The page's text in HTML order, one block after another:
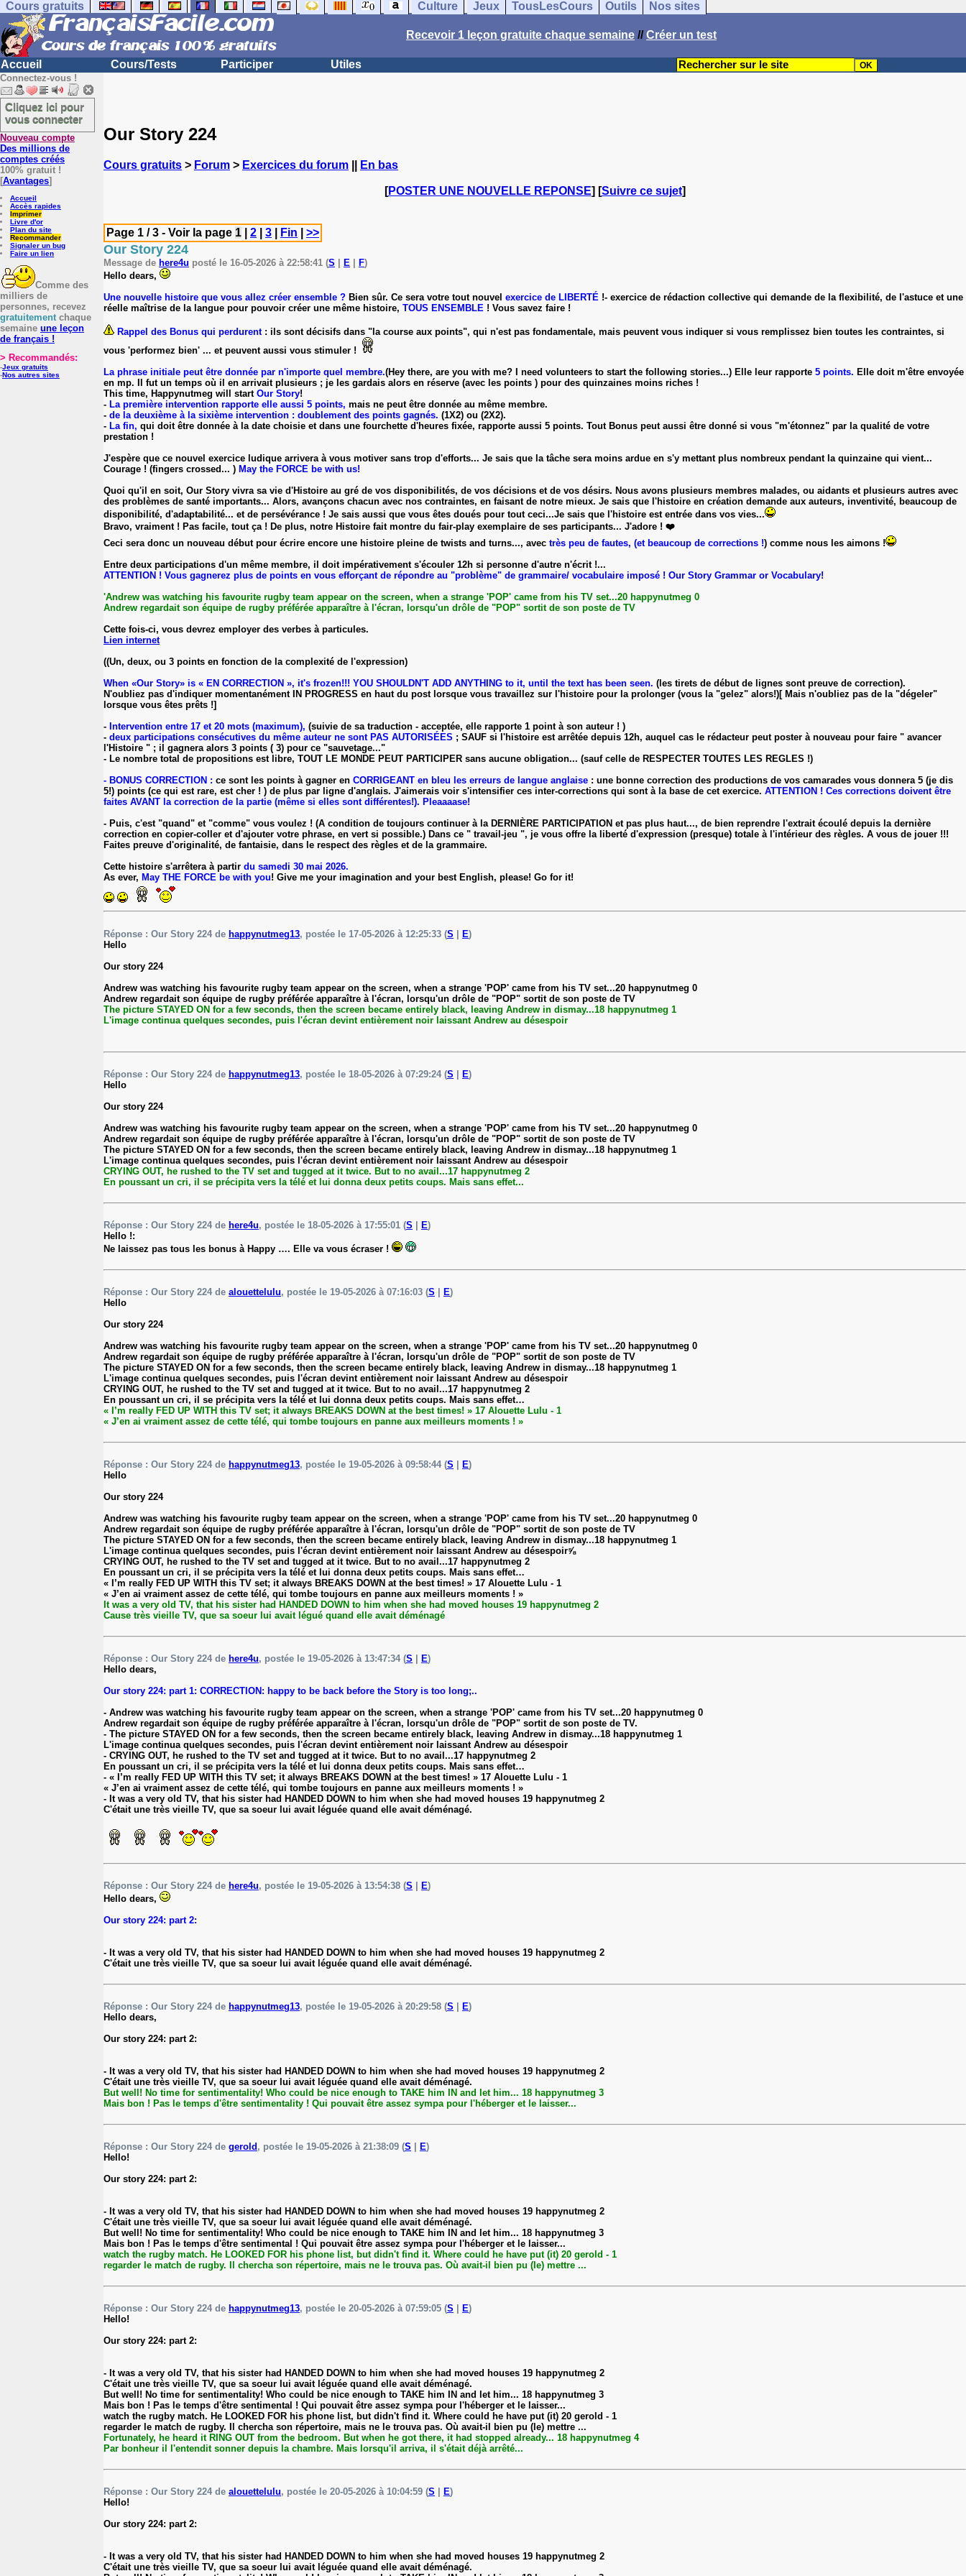
Cours gratuits Culture Jeux TousLesCours Outils Nos sites
Recevoir 1 leçon gratuite chaque semaine //Créer un test
Accueil Cours/Tests Participer Utiles
Connectez-vous !
Cliquez ici pour
vous connecter
Nouveau compte
Des millions de
comptes créés
100% gratuit !
[Avantages]
Accueil
Accès rapides
Imprimer
Livre d'or
Plan du site
Recommander
Signaler un bug
Faire un lien
Comme des
milliers de
personnes, recevez
gratuitementchaque
semaine une leçon
de français !
> Recommandés:
-Jeux gratuits
-Nos autres sites
Our Story 224
Cours gratuits > Forum > Exercices du forum En bas
[POSTER UNE NOUVELLE REPONSE] [Suivre ce sujet]
Page 1 / 3 - Voir la page 1 2 3 Fin >>
Our Story 224
Message de here4u posté le 16-05-2026 à 22:58:41 (S E F)
Hello dears,
Une nouvelle histoire que vous allez créer ensemble ? Bien sûr. Ce sera votre tout nouvel exercice de LIBERTÉ !- exercice de rédaction collective qui demande de la flexibilité, de l'astuce et une
réelle maîtrise de la langue pour pouvoir créer une même histoire, TOUS ENSEMBLE ! Vous savez faire !
Rappel des Bonus qui perdurent : ils sont décisifs dans "la course aux points", qui n'est pas fondamentale, mais peuvent vous indiquer si vous remplissez bien toutes les contraintes, si
vous 'performez bien' ... et peuvent aussi vous stimuler !
La phrase initiale peut être donnée par n'importe quel membre.(Hey there, are you with me? I need volunteers to start the following stories...) Elle leur rapporte 5 points. Elle doit m'être envoyée
en mp. Il fut un temps où il en arrivait plusieurs ; je les gardais alors en réserve (avec les points ) pour des quinzaines moins riches !
This time, Happynutmeg will start Our Story!
- La première intervention rapporte elle aussi 5 points, mais ne peut être donnée au même membre.
- de la deuxième à la sixième intervention : doublement des points gagnés. (1X2) ou (2X2).
- La fin, qui doit être donnée à la date choisie et dans une fourchette d'heures fixée, rapporte aussi 5 points. Tout Bonus peut aussi être donné si vous "m'étonnez" par la qualité de votre
prestation !
J'espère que ce nouvel exercice ludique arrivera à vous motiver sans trop d'efforts... Je sais que la tâche sera moins ardue en s'y mettant plus nombreux pendant la quinzaine qui vient...
Courage ! (fingers crossed... ) May the FORCE be with us!
Quoi qu'il en soit, Our Story vivra sa vie d'Histoire au gré de vos disponibilités, de vos décisions et de vos désirs. Nous avons plusieurs membres malades, ou aidants et plusieurs autres avec
des problèmes de santé importants... Alors, avançons chacun avec nos contraintes, en faisant de notre mieux. Je sais que l'histoire en création demande aux auteurs, inventivité, beaucoup de
disponibilité, d'adaptabilité... et de persévérance ! Je sais aussi que vous êtes doués pour tout ceci...Je sais que l'histoire est entrée dans vos vies...
Bravo, vraiment ! Pas facile, tout ça ! De plus, notre Histoire fait montre du fair-play exemplaire de ses participants... J'adore ! ❤️
Ceci sera donc un nouveau début pour écrire encore une histoire pleine de twists and turns..., avec très peu de fautes, (et beaucoup de corrections !) comme nous les aimons !
Entre deux participations d'un même membre, il doit impérativement s'écouler 12h si personne d'autre n'écrit !...
ATTENTION ! Vous gagnerez plus de points en vous efforçant de répondre au "problème" de grammaire/ vocabulaire imposé ! Our Story Grammar or Vocabulary!
'Andrew was watching his favourite rugby team appear on the screen, when a strange 'POP' came from his TV set...20 happynutmeg 0
Andrew regardait son équipe de rugby préférée apparaître à l'écran, lorsqu'un drôle de "POP" sortit de son poste de TV
Cette fois-ci, vous devrez employer des verbes à particules.
Lien internet
((Un, deux, ou 3 points en fonction de la complexité de l'expression)
When «Our Story» is « EN CORRECTION », it's frozen!!! YOU SHOULDN'T ADD ANYTHING to it, until the text has been seen. (les tirets de début de lignes sont preuve de correction).
N'oubliez pas d'indiquer momentanément IN PROGRESS en haut du post lorsque vous travaillez sur l'histoire pour la prolonger (vous la "gelez" alors!)[ Mais n'oubliez pas de la "dégeler"
lorsque vous êtes prêts !]
- Intervention entre 17 et 20 mots (maximum), (suivie de sa traduction - acceptée, elle rapporte 1 point à son auteur ! )
- deux participations consécutives du même auteur ne sont PAS AUTORISÉES ; SAUF si l'histoire est arrêtée depuis 12h, auquel cas le rédacteur peut poster à nouveau pour faire " avancer
l'Histoire " ; il gagnera alors 3 points ( 3) pour ce "sauvetage..."
- Le nombre total de propositions est libre, TOUT LE MONDE PEUT PARTICIPER sans aucune obligation... (sauf celle de RESPECTER TOUTES LES REGLES !)
- BONUS CORRECTION : ce sont les points à gagner en CORRIGEANT en bleu les erreurs de langue anglaise : une bonne correction des productions de vos camarades vous donnera 5 (je dis
5!) points (ce qui est rare, est cher ! ) de plus par ligne d'anglais. J'aimerais voir s'intensifier ces inter-corrections qui sont à la base de cet exercice. ATTENTION ! Ces corrections doivent être
faites AVANT la correction de la partie (même si elles sont différentes!). Pleaaaase!
- Puis, c'est "quand" et "comme" vous voulez ! (A condition de toujours continuer à la DERNIÈRE PARTICIPATION et pas plus haut..., de bien reprendre l'extrait écoulé depuis la dernière
correction en copier-coller et d'ajouter votre phrase, en vert si possible.) Dans ce " travail-jeu ", je vous offre la liberté d'expression (presque) totale à l'intérieur des règles. A vous de jouer !!!
Faites preuve d'originalité, de fantaisie, dans le respect des règles et de la grammaire.
Cette histoire s'arrêtera à partir du samedi 30 mai 2026.
As ever, May THE FORCE be with you! Give me your imagination and your best English, please! Go for it!
Réponse : Our Story 224 de happynutmeg13, postée le 17-05-2026 à 12:25:33 (S E)
Hello
Our story 224
Andrew was watching his favourite rugby team appear on the screen, when a strange 'POP' came from his TV set...20 happynutmeg 0
Andrew regardait son équipe de rugby préférée apparaître à l'écran, lorsqu'un drôle de "POP" sortit de son poste de TV
The picture STAYED ON for a few seconds, then the screen became entirely black, leaving Andrew in dismay...18 happynutmeg 1
L'image continua quelques secondes, puis l'écran devint entièrement noir laissant Andrew au désespoir
Réponse : Our Story 224 de happynutmeg13, postée le 18-05-2026 à 07:29:24 (S E)
Hello
Our story 224
Andrew was watching his favourite rugby team appear on the screen, when a strange 'POP' came from his TV set...20 happynutmeg 0
Andrew regardait son équipe de rugby préférée apparaître à l'écran, lorsqu'un drôle de "POP" sortit de son poste de TV
The picture STAYED ON for a few seconds, then the screen became entirely black, leaving Andrew in dismay...18 happynutmeg 1
L'image continua quelques secondes, puis l'écran devint entièrement noir laissant Andrew au désespoir
CRYING OUT, he rushed to the TV set and tugged at it twice. But to no avail...17 happynutmeg 2
En poussant un cri, il se précipita vers la télé et lui donna deux petits coups. Mais sans effet...
Réponse : Our Story 224 de here4u, postée le 18-05-2026 à 17:55:01 (S E)
Hello !:
Ne laissez pas tous les bonus à Happy …. Elle va vous écraser !
Réponse : Our Story 224 de alouettelulu, postée le 19-05-2026 à 07:16:03 (S E)
Hello
Our story 224
Andrew was watching his favourite rugby team appear on the screen, when a strange 'POP' came from his TV set...20 happynutmeg 0
Andrew regardait son équipe de rugby préférée apparaître à l'écran, lorsqu'un drôle de "POP" sortit de son poste de TV
The picture STAYED ON for a few seconds, then the screen became entirely black, leaving Andrew in dismay...18 happynutmeg 1
L'image continua quelques secondes, puis l'écran devint entièrement noir laissant Andrew au désespoir
CRYING OUT, he rushed to the TV set and tugged at it twice. But to no avail...17 happynutmeg 2
En poussant un cri, il se précipita vers la télé et lui donna deux petits coups. Mais sans effet…
« I’m really FED UP WITH this TV set; it always BREAKS DOWN at the best times! » 17 Alouette Lulu - 1
« J’en ai vraiment assez de cette télé, qui tombe toujours en panne aux meilleurs moments ! »
Réponse : Our Story 224 de happynutmeg13, postée le 19-05-2026 à 09:58:44 (S E)
Hello
Our story 224
Andrew was watching his favourite rugby team appear on the screen, when a strange 'POP' came from his TV set...20 happynutmeg 0
Andrew regardait son équipe de rugby préférée apparaître à l'écran, lorsqu'un drôle de "POP" sortit de son poste de TV
The picture STAYED ON for a few seconds, then the screen became entirely black, leaving Andrew in dismay...18 happynutmeg 1
L'image continua quelques secondes, puis l'écran devint entièrement noir laissant Andrew au désespoir⅝
CRYING OUT, he rushed to the TV set and tugged at it twice. But to no avail...17 happynutmeg 2
En poussant un cri, il se précipita vers la télé et lui donna deux petits coups. Mais sans effet…
« I’m really FED UP WITH this TV set; it always BREAKS DOWN at the best times! » 17 Alouette Lulu - 1
« J’en ai vraiment assez de cette télé, qui tombe toujours en panne aux meilleurs moments ! »
It was a very old TV, that his sister had HANDED DOWN to him when she had moved houses 19 happynutmeg 2
Cause très vieille TV, que sa soeur lui avait légué quand elle avait déménagé
Réponse : Our Story 224 de here4u, postée le 19-05-2026 à 13:47:34 (S E)
Hello dears,
Our story 224: part 1: CORRECTION: happy to be back before the Story is too long;..
- Andrew was watching his favourite rugby team appear on the screen, when a strange 'POP' came from his TV set...20 happynutmeg 0
Andrew regardait son équipe de rugby préférée apparaître à l'écran, lorsqu'un drôle de "POP" sortit de son poste de TV.
- The picture STAYED ON for a few seconds, then the screen became entirely black, leaving Andrew in dismay...18 happynutmeg 1
L'image continua quelques secondes, puis l'écran devint entièrement noir laissant Andrew au désespoir
- CRYING OUT, he rushed to the TV set and tugged at it twice. But to no avail...17 happynutmeg 2
En poussant un cri, il se précipita vers la télé et lui donna deux petits coups. Mais sans effet…
- « I’m really FED UP WITH this TV set; it always BREAKS DOWN at the best times! » 17 Alouette Lulu - 1
« J’en ai vraiment assez de cette télé, qui tombe toujours en panne aux meilleurs moments ! »
- It was a very old TV, that his sister had HANDED DOWN to him when she had moved houses 19 happynutmeg 2
C'était une très vieille TV, que sa soeur lui avait léguée quand elle avait déménagé.
Réponse : Our Story 224 de here4u, postée le 19-05-2026 à 13:54:38 (S E)
Hello dears,
Our story 224: part 2:
- It was a very old TV, that his sister had HANDED DOWN to him when she had moved houses 19 happynutmeg 2
C'était une très vieille TV, que sa soeur lui avait léguée quand elle avait déménagé.
Réponse : Our Story 224 de happynutmeg13, postée le 19-05-2026 à 20:29:58 (S E)
Hello dears,
Our story 224: part 2:
- It was a very old TV, that his sister had HANDED DOWN to him when she had moved houses 19 happynutmeg 2
C'était une très vieille TV, que sa soeur lui avait léguée quand elle avait déménagé.
But well! No time for sentimentality! Who could be nice enough to TAKE him IN and let him... 18 happynutmeg 3
Mais bon ! Pas le temps d'être sentimentality ! Qui pouvait être assez sympa pour l'héberger et le laisser...
Réponse : Our Story 224 de gerold , postée le 19-05-2026 à 21:38:09 (S E)
Hello!
Our story 224: part 2:
- It was a very old TV, that his sister had HANDED DOWN to him when she had moved houses 19 happynutmeg 2
C'était une très vieille TV, que sa soeur lui avait léguée quand elle avait déménagé.
But well! No time for sentimentality! Who could be nice enough to TAKE him IN and let him... 18 happynutmeg 3
Mais bon ! Pas le temps d'être sentimental ! Qui pouvait être assez sympa pour l'héberger et le laisser...
watch the rugby match. He LOOKED FOR his phone list, but didn't find it. Where could he have put (it) 20 gerold - 1
regarder le match de rugby. Il chercha son répertoire, mais ne le trouva pas. Où avait-il bien pu (le) mettre ...
Réponse : Our Story 224 de happynutmeg13, postée le 20-05-2026 à 07:59:05 (S E)
Hello!
Our story 224: part 2:
- It was a very old TV, that his sister had HANDED DOWN to him when she had moved houses 19 happynutmeg 2
C'était une très vieille TV, que sa soeur lui avait léguée quand elle avait déménagé.
But well! No time for sentimentality! Who could be nice enough to TAKE him IN and let him... 18 happynutmeg 3
Mais bon ! Pas le temps d'être sentimental ! Qui pouvait être assez sympa pour l'héberger et le laisser...
watch the rugby match. He LOOKED FOR his phone list, but didn't find it. Where could he have put (it) 20 gerold - 1
regarder le match de rugby. Il chercha son répertoire, mais ne le trouva pas. Où avait-il bien pu (le) mettre ...
Fortunately, he heard it RING OUT from the bedroom. But when he got there, it had stopped already... 18 happynutmeg 4
Par bonheur il l'entendit sonner depuis la chambre. Mais lorsqu'il arriva, il s'était déjà arrêté...
Réponse : Our Story 224 de alouettelulu, postée le 20-05-2026 à 10:04:59 (S E)
Hello!
Our story 224: part 2:
- It was a very old TV, that his sister had HANDED DOWN to him when she had moved houses 19 happynutmeg 2
C'était une très vieille TV, que sa soeur lui avait léguée quand elle avait déménagé.